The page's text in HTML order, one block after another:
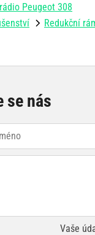
Peugeot 308
Redukční
se nás
Vaše